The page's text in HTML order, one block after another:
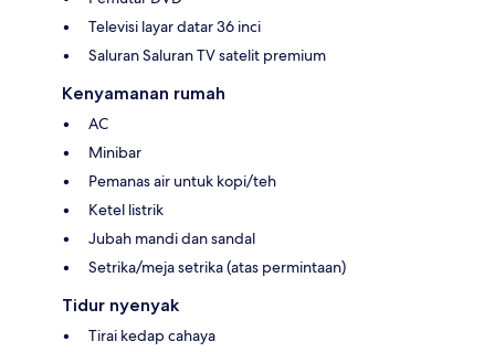
Televisi layar datar 36 inci
Saluran Saluran TV satelit premium
Kenyamanan rumah
AC
Minibar
Pemanas air untuk kopi/teh
Ketel listrik
Jubah mandi dan sandal
Setrika/meja setrika (atas permintaan)
Tidur nyenyak
Tirai kedap cahaya